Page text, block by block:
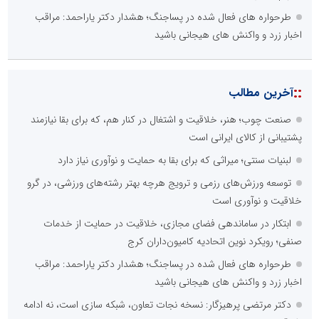
طرحواره های فعال شده در پساجنگ؛ هشدار دکتر یاراحمد: مراقب
اخبار زرد و واکنش های هیجانی باشید
::آخرین مطالب
صنعت چوب؛ هنر، خلاقیت و اشتغال در کنار هم، که برای بقا نیازمند
پشتیبانی از کالای ایرانی است
لبنیات سنتی؛ میراثی که برای بقا به حمایت و نوآوری نیاز دارد
توسعه ورزش‌های رزمی و ترویج هرچه بهتر رشته‌های ورزشی، در گرو
خلاقیت و نوآوری است
ابتکار در ساماندهی فضای مجازی، خلاقیت در حمایت از خدمات
صنفی؛ رویکرد نوین اتحادیه کامیون‌داران کرج
طرحواره های فعال شده در پساجنگ؛ هشدار دکتر یاراحمد: مراقب
اخبار زرد و واکنش های هیجانی باشید
دکتر مرتضی پرهیزگار: نسخه نجات تعاون، شبکه سازی است، نه ادامه